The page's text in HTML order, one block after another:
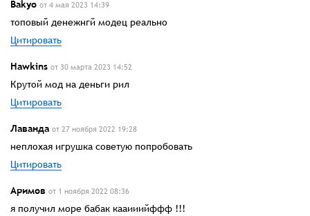
Bakyo от 4 мая 2023 14:39
топовый денежнгй модец реально
Цитировать
Hawkins от 30 марта 2023 14:52
Крутой мод на деньги рил
Цитировать
Лаванда от 27 ноября 2022 19:28
неплохая игрушка советую попробовать
Цитировать
Аримов от 1 ноября 2022 08:36
я получил море бабак кааииийффф !!!